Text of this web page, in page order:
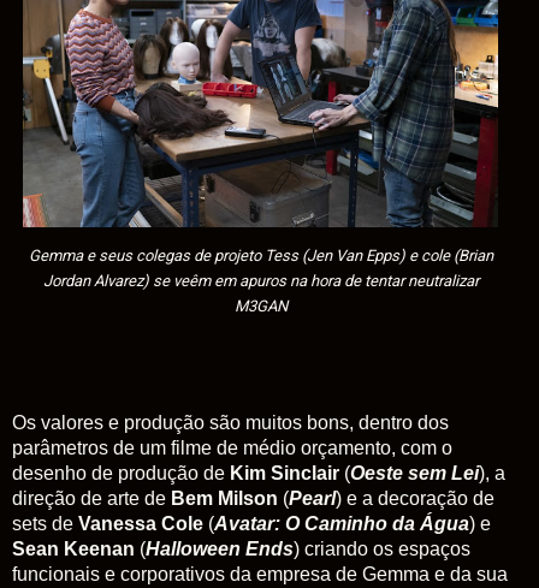
Gemma e seus colegas de projeto Tess (Jen Van Epps) e cole (Brian
Jordan Alvarez) se veêm em apuros na hora de tentar neutralizar
M3GAN
Os valores e produção são muitos bons, dentro dos
parâmetros de um filme de médio orçamento, com o
desenho de produção de Kim Sinclair (Oeste sem Lei), a
direção de arte de Bem Milson (Pearl) e a decoração de
sets de Vanessa Cole (Avatar: O Caminho da Água) e
Sean Keenan (Halloween Ends) criando os espaços
funcionais e corporativos da empresa de Gemma e da sua